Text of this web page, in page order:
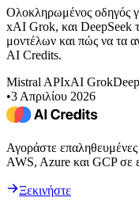
Ολοκληρωμένος οδηγός
xAI Grok, και DeepSeek
μοντέλων και πώς να τα
AI Credits.
Mistral APIxAI Grok
•3 Απριλίου 2026
Αγοράστε
AWS, Azure και GCP σε
Ξεκινήστε